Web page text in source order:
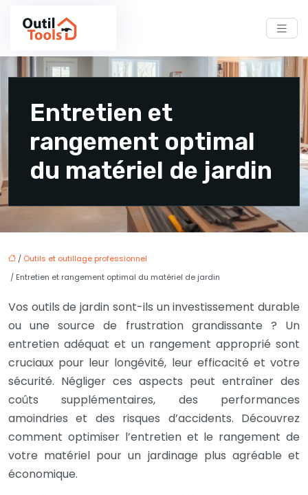
Entretien et
rangement optimal
du matériel de jardin
/ Outils et outillage professionnel
/ Entretien et rangement optimal du matériel de jardin
Vos outils de jardin sont-ils un investissement durable
ou une source de frustration grandissante ? Un
entretien adéquat et un rangement approprié sont
cruciaux pour leur longévité, leur efficacité et votre
sécurité. Négliger ces aspects peut entraîner des
coûts supplémentaires, des performances
amoindries et des risques d’accidents. Découvrez
comment optimiser l’entretien et le rangement de
votre matériel pour un jardinage plus agréable et
économique.